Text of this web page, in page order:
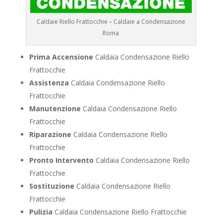
Caldaie Riello Frattocchie – Caldaie a Condensazione
Roma
Prima Accensione Caldaia Condensazione Riello
Frattocchie
Assistenza Caldaia Condensazione Riello
Frattocchie
Manutenzione Caldaia Condensazione Riello
Frattocchie
Riparazione Caldaia Condensazione Riello
Frattocchie
Pronto Intervento Caldaia Condensazione Riello
Frattocchie
Sostituzione Caldaia Condensazione Riello
Frattocchie
Pulizia Caldaia Condensazione Riello Frattocchie